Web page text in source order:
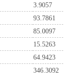
3.9057
93.7861
85.0097
15.5263
64.9423
346.3092